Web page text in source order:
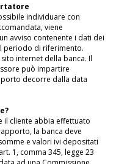
individuare con
viene
avviso contenente i dati dei
periodo di riferimento.
internet della banca. Il
può impartire
decorre dalla data
il cliente abbia effettuato
la banca deve
e valori ivi depositati
1, comma 345, legge 23